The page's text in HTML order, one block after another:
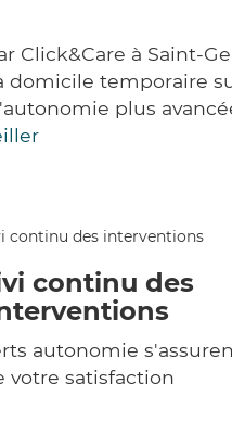
Click&Care à Saint-
temporaire
plus
continu des
autonomie
votre satisfaction